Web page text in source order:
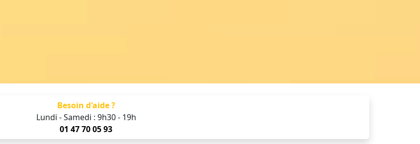
Besoin d'aide ?
Lundi - Samedi : 9h30 - 19h
01 47 70 05 93